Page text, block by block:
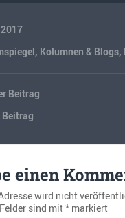
, Kolumnen & Blogs,
Beitrag
Beitrag
einen
wird nicht
sind mit*markiert